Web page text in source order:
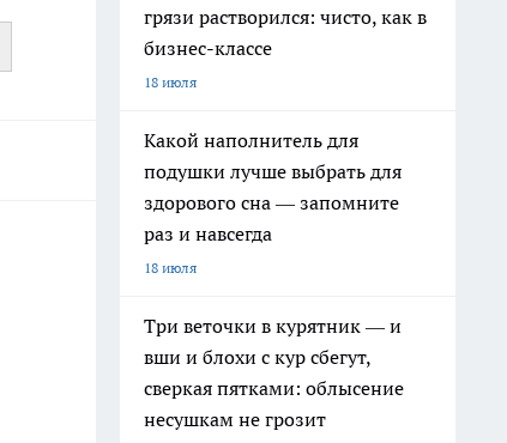
грязи растворился: чисто, как в
бизнес-классе
18 июля
Какой наполнитель для
подушки лучше выбрать для
здорового сна — запомните
раз и навсегда
18 июля
Три веточки в курятник — и
вши и блохи с кур сбегут,
сверкая пятками: облысение
несушкам не грозит